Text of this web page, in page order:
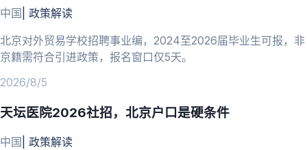
中国 政策解读
北京对外贸易学校招聘事业编，2024至2026届毕业生可报，非
京籍需符合引进政策，报名窗口仅5天。
2026/8/5
天坛医院2026社招，北京户口是硬条件
中国 政策解读